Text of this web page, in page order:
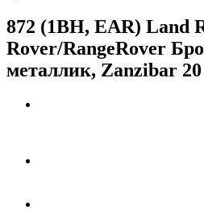
872 (1BH, EAR) Land
Rover/RangeRover
металлик, Zanzibar